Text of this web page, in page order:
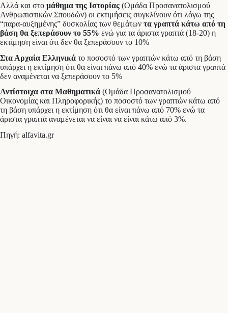
Αλλά και στο μάθημα της Ιστορίας (Ομάδα Προσανατολισμού
Ανθρωπιστικών Σπουδών) οι εκτιμήσεις συγκλίνουν ότι λόγω της
“παρα-αυξημένης” δυσκολίας των θεμάτων τα γραπτά κάτω από τη
βάση θα ξεπεράσουν το 55% ενώ για τα άριστα γραπτά (18-20) η
εκτίμηση είναι ότι δεν θα ξεπεράσουν το 10%
Στα Αρχαία Ελληνικά το ποσοστό των γραπτών κάτω από τη βάση
υπάρχει η εκτίμηση ότι θα είναι πάνω από 40% ενώ τα άριστα γραπτά
δεν αναμένεται να ξεπεράσουν το 5%
Αντίστοιχα στα Μαθηματικά (Ομάδα Προσανατολισμού
Οικονομίας και Πληροφορικής) το ποσοστό των γραπτών κάτω από
τη βάση υπάρχει η εκτίμηση ότι θα είναι πάνω από 70% ενώ τα
άριστα γραπτά αναμένεται να είναι να είναι κάτω από 3%.
Πηγή: alfavita.gr